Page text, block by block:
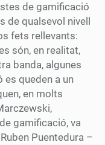
de gamificació
de qualsevol nivell
fets rellevants:
són, en realitat,
banda, algunes
es queden a un
en molts
gamificació, va
Puentedura –